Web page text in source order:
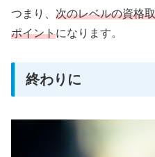
つまり、 次のレベルの資格
ポイントになります。
終わりに